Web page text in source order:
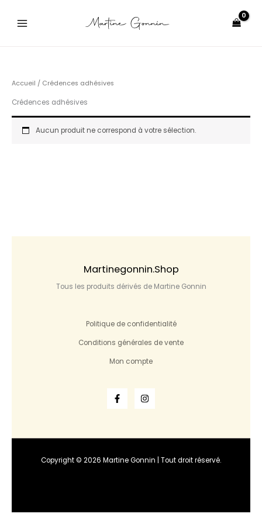
Accueil / Crédences adhésives
Crédences adhésives
Aucun produit ne correspond à votre sélection.
Martinegonnin.shop
Tous les produits dérivés de Martine Gonnin
Politique de confidentialité
Conditions générales de vente
Mon compte
Copyright © 2026 Martine Gonnin | Tout droit réservé.